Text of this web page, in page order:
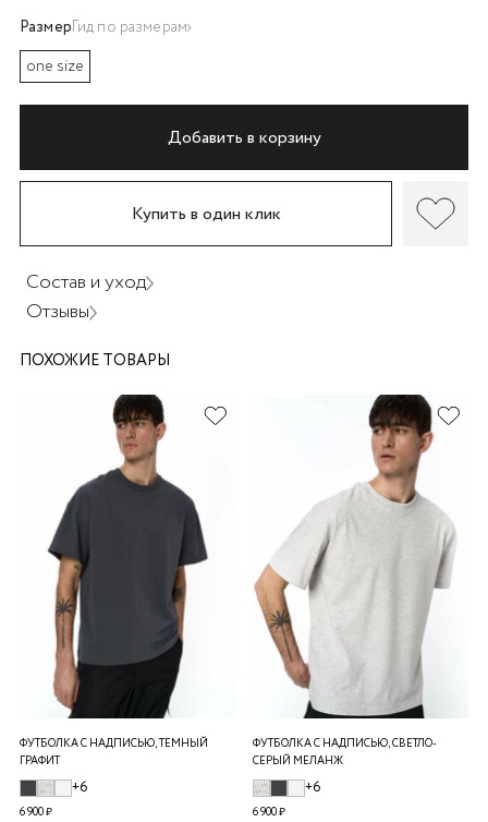
РазмерГид по размерам
one size
Добавить в корзину
Купить в один клик
Состав и уход
Отзывы
раз в 2 недели
ПОХОЖИЕ ТОВАРЫ
ФУТБОЛКА С НАДПИСЬЮ, ТЕМНЫЙ
ГРАФИТ
+6
6 900 ₽
ФУТБОЛКА С НАДПИСЬЮ, СВЕТЛО-
СЕРЫЙ МЕЛАНЖ
+6
6 900 ₽